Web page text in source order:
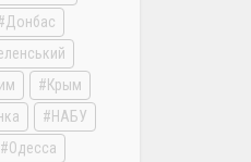
Донбас
Крым
НАБУ
Одесса